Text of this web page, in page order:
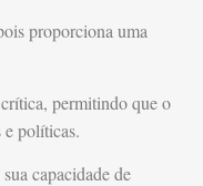
proporciona uma
permitindo que o
políticas.
capacidade de